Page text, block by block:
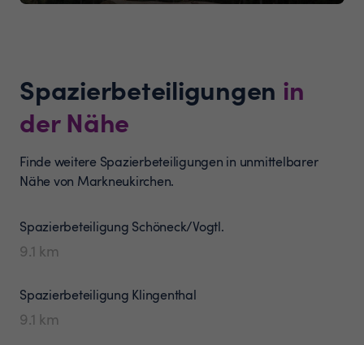
Spazierbeteiligungen in
der Nähe
Finde weitere Spazierbeteiligungen in unmittelbarer
Nähe von Markneukirchen.
Spazierbeteiligung Schöneck/Vogtl.
9.1 km
Spazierbeteiligung Klingenthal
9.1 km